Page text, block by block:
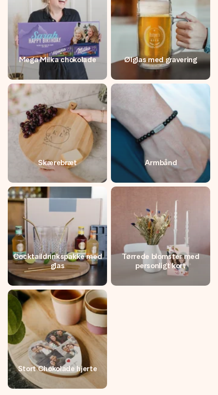
Mega Milka chokolade Ølglas med gravering
Skærebræt Armbånd
Cocktaildrinkspakke med
glas
Tørrede blomster med
personligt kort
Stort Chokolade hjerte